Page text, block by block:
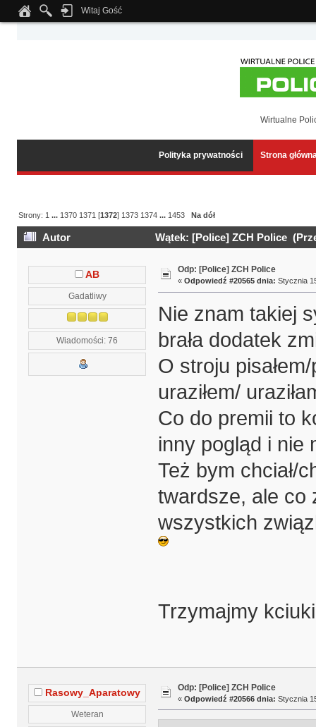
Notice: Undefined index: tapatalk_body_hook in
Witaj Gość
Wirtualne
Polityka prywatności Strona
Strony: 1 ... 1370 1371 [1372] 1373 1374 ... 1453 Na dół
Autor Wątek: [Police] ZCH Police
AB
Gadatliwy
Wiadomości: 76
Odp: [Police] ZCH Police
« Odpowiedź #20565 dnia: Stycznia
Nie znam takiej
brała dodatek
O stroju
uraziłem/
Co do premii to
inny pogląd i nie
Też bym chciał/
twardsze, ale co
wszystkich
Trzymajmy
Rasowy_Aparatowy
Weteran
Odp: [Police] ZCH Police
« Odpowiedź #20566 dnia: Stycznia